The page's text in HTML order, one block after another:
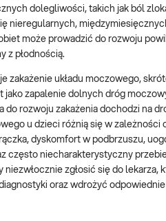
dolegliwości, takich jak ból
nieregularnych,
może prowadzić do rozwoju
z płodnością.
zakażenie układu moczowego,
jako zapalenie dolnych dróg
rozwoju zakażenia dochodzi na
u dzieci różnią się w zależności
dyskomfort w podbrzuszu,
często niecharakterystyczny
zgłosić się do lekarza,
oraz wdrożyć odpowiednie